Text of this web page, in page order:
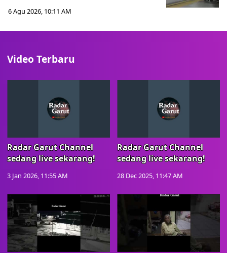
6 Agu 2026, 10:11 AM
Video Terbaru
Radar Garut Channel
sedang live sekarang!
3 Jan 2026, 11:55 AM
Radar Garut Channel
sedang live sekarang!
28 Dec 2025, 11:47 AM